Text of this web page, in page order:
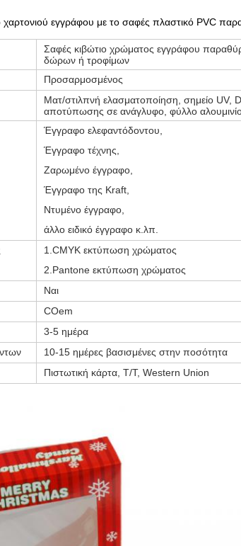
χαρτονιού εγγράφου με το σαφές πλαστικό PVC
Σαφές κιβώτιο χρώματος εγγράφου
δώρων ή τροφίμων
Προσαρμοσμένος
Ματ/στιλπνή ελασματοποίηση, σημείο UV,
αποτύπωσης σε ανάγλυφο, φύλλο
Έγγραφο ελεφαντόδοντου,
Έγγραφο τέχνης,
Ζαρωμένο έγγραφο,
Έγγραφο της Kraft,
Ντυμένο έγγραφο,
άλλο ειδικό έγγραφο κ.λπ.
1.CMYK εκτύπωση χρώματος
2.Pantone εκτύπωση χρώματος
Ναι
COem
3-5 ημέρα
10-15 ημέρες βασισμένες στην ποσότητα
Πιστωτική κάρτα, T/T, Western Union